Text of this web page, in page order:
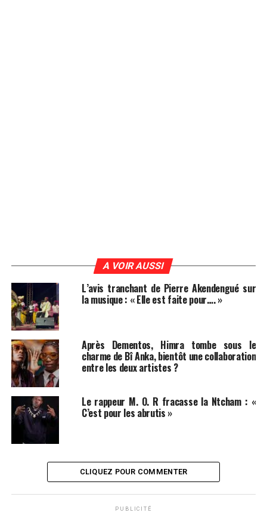
A VOIR AUSSI
L’avis tranchant de Pierre Akendengué sur
la musique : « Elle est faite pour…. »
Après Dementos, Himra tombe sous le
charme de Bî Anka, bientôt une collaboration
entre les deux artistes ?
Le rappeur M. O. R fracasse la Ntcham : «
C’est pour les abrutis »
CLIQUEZ POUR COMMENTER
PUBLICITÉ